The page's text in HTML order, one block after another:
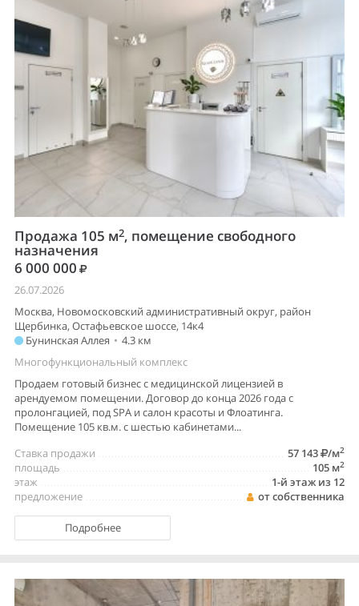
Продажа 105 м2, помещение свободного
назначения
6 000 000
26.07.2026
Москва, Новомосковский административный округ, район
Щербинка, Остафьевское шоссе, 14к4
Бунинская Аллея • 4.3 км
Многофункциональный комплекс
Продаем готовый бизнес с медицинской лицензией в
арендуемом помещении. Договор до конца 2026 года с
пролонгацией, под SPA и салон красоты и Флоатинга.
Помещение 105 кв.м. с шестью кабинетами...
57 143
/м2
Ставка продажи
105 м2
площадь
1-й этаж из 12
этаж
от собственника
предложение
Подробнее